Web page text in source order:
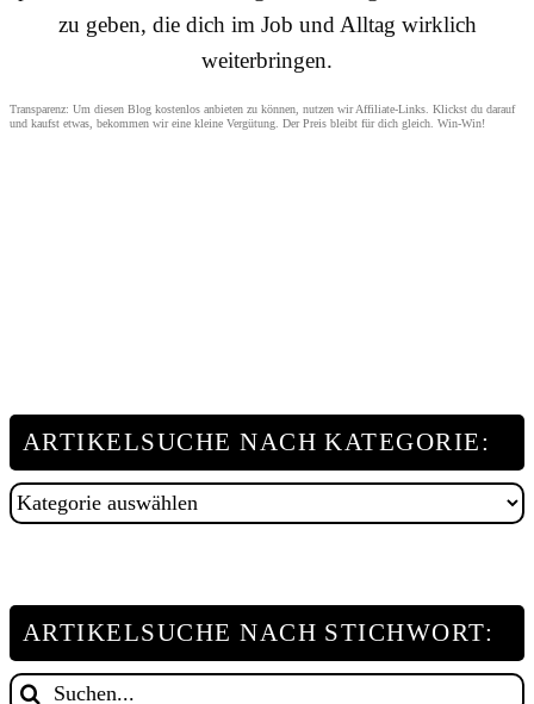
zu geben, die dich im Job und Alltag wirklich
weiterbringen.
Transparenz: Um diesen Blog kostenlos anbieten zu können, nutzen wir Affiliate-Links. Klickst du darauf
und kaufst etwas, bekommen wir eine kleine Vergütung. Der Preis bleibt für dich gleich. Win-Win!
ARTIKELSUCHE NACH KATEGORIE:
Artikelsuche
ARTIKELSUCHE NACH STICHWORT:
Suche